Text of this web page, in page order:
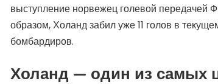
выступление норвежец голевой передачей
образом, Холанд забил уже 11 голов в
бомбардиров.
Холанд — один из самых